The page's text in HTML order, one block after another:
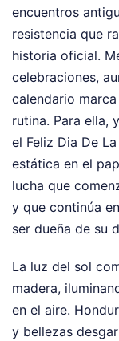
encuentros
resistencia que
historia oficial.
celebraciones,
calendario
rutina. Para ella,
el Feliz Dia De
estática en el
lucha que
y que continúa
ser dueña de su
La luz del sol
madera,
en el aire.
y bellezas